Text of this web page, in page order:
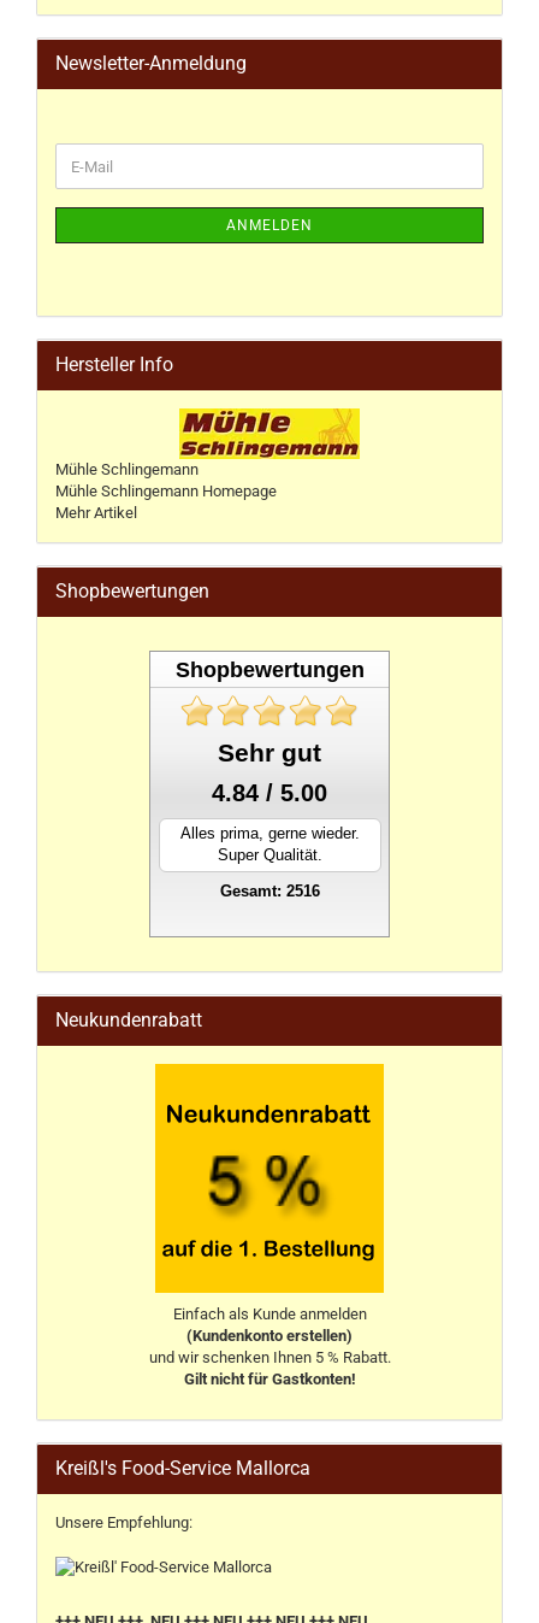
Newsletter-Anmeldung
ANMELDEN
Hersteller Info
Mühle Schlingemann
Mühle Schlingemann Homepage
Mehr Artikel
Shopbewertungen
Shopbewertungen
Sehr gut
4.84 / 5.00
Alles prima, gerne wieder.
Super Qualität.
Gesamt: 2516
Neukundenrabatt
Einfach als Kunde anmelden
(Kundenkonto erstellen)
und wir schenken Ihnen 5 % Rabatt.
Gilt nicht für Gastkonten!
Kreißl's Food-Service Mallorca
Unsere Empfehlung: